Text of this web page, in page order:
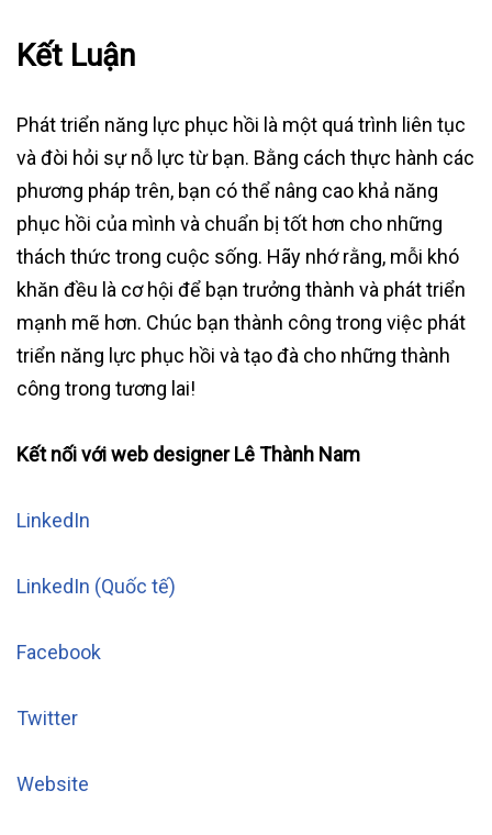
Kết Luận
Phát triển năng lực phục hồi là một quá trình liên tục
và đòi hỏi sự nỗ lực từ bạn. Bằng cách thực hành các
phương pháp trên, bạn có thể nâng cao khả năng
phục hồi của mình và chuẩn bị tốt hơn cho những
thách thức trong cuộc sống. Hãy nhớ rằng, mỗi khó
khăn đều là cơ hội để bạn trưởng thành và phát triển
mạnh mẽ hơn. Chúc bạn thành công trong việc phát
triển năng lực phục hồi và tạo đà cho những thành
công trong tương lai!
Kết nối với web designer Lê Thành Nam
LinkedIn
LinkedIn (Quốc tế)
Facebook
Twitter
Website